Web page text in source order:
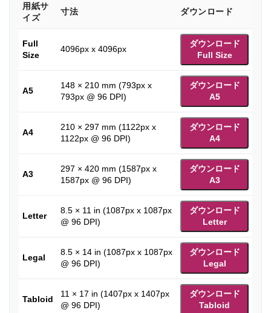
用紙サ
イズ
寸法 ダウンロード
Full
Size
4096px x 4096px
ダウンロード
Full Size
A5
148 × 210 mm (793px x
793px @ 96 DPI)
ダウンロード
A5
A4
210 × 297 mm (1122px x
1122px @ 96 DPI)
ダウンロード
A4
A3
297 × 420 mm (1587px x
1587px @ 96 DPI)
ダウンロード
A3
Letter
8.5 × 11 in (1087px x 1087px
@ 96 DPI)
ダウンロード
Letter
Legal
8.5 × 14 in (1087px x 1087px
@ 96 DPI)
ダウンロード
Legal
Tabloid
11 × 17 in (1407px x 1407px
@ 96 DPI)
ダウンロード
Tabloid